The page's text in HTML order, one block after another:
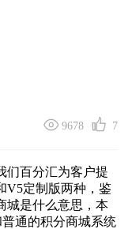
9678 7
们百分汇为客户提
V5定制版两种，鉴
城是什么意思，本
通的积分商城系统